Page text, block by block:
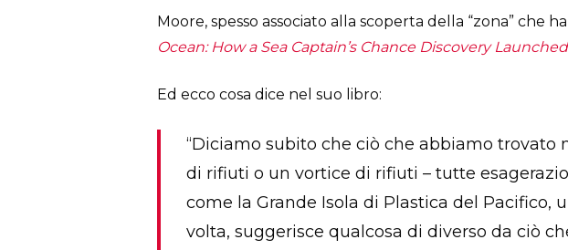
Moore, spesso associato alla scoperta della “zona” che
Ocean: How a Sea Captain’s Chance Discovery
Ed ecco cosa dice nel suo libro:
“Diciamo subito che ciò che abbiamo trovato
di rifiuti o un vortice di rifiuti – tutte
come la Grande Isola di Plastica del
volta, suggerisce qualcosa di diverso da ciò